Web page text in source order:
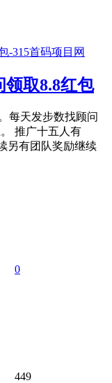
取8.8红包
每天发步数找顾问
推广十五人有
另有团队奖励继续
0
449